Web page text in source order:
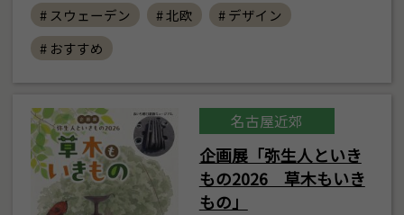
# スウェーデン
# 北欧
# デザイン
# おすすめ
名古屋近郊
企画展「弥生人といき
もの2026 草木もいき
もの」